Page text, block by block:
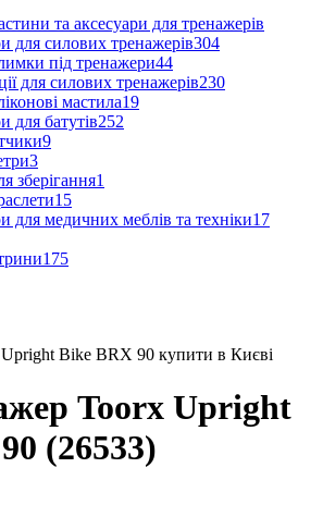
та аксесуари для тренажерів
для силових тренажерів304
під тренажери44
для силових тренажерів230
мастила19
для батутів252
9
3
зберігання1
15
для медичних меблів та техніки17
175
Bike BRX 90 купити в Києві
Toorx Upright
(26533)